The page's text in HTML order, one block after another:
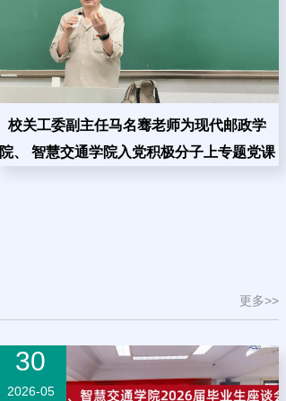
校关工委副主任马名骞老师为现代邮政学
院、 智慧交通学院入党积极分子上专题党课
更多>>
30
2026-05